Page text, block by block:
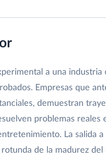
a una industria
Empresas que
demuestran
problemas reales
La salida a
de la madurez del